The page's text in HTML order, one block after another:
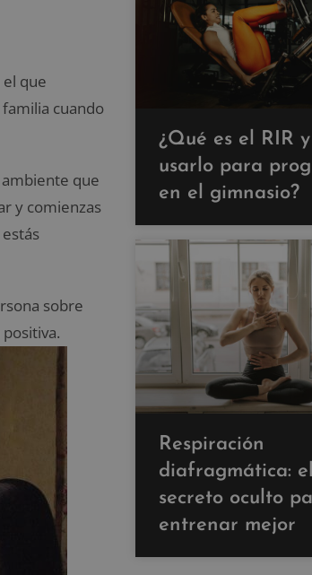
que
cuando
que
y comienzas
sobre
¿Qué es el RIR
usarlo para
en el gimnasio?
Respiración
diafragmática: el
secreto oculto
entrenar mejor